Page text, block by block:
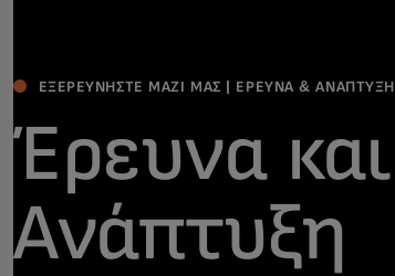
ΕΞΕΡΕΥΝΗΣΤΕ ΜΑΖΙ ΜΑΣ | ΕΡΕΥΝΑ & ΑΝΑΠΤΥΞΗ
Έρευνα και
Ανάπτυξη